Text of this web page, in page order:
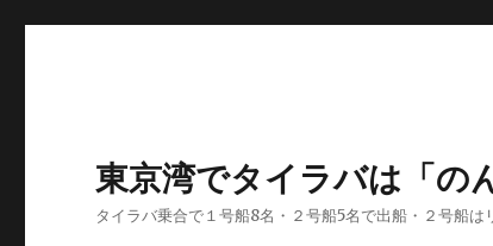
東京湾でタイラバは「の
タイラバ乗合で１号船8名・２号船5名で出船・２号船